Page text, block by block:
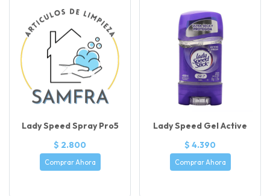
Lady Speed Spray Pro5
$ 2.800
Comprar Ahora
Lady Speed Gel Active
$ 4.390
Comprar Ahora